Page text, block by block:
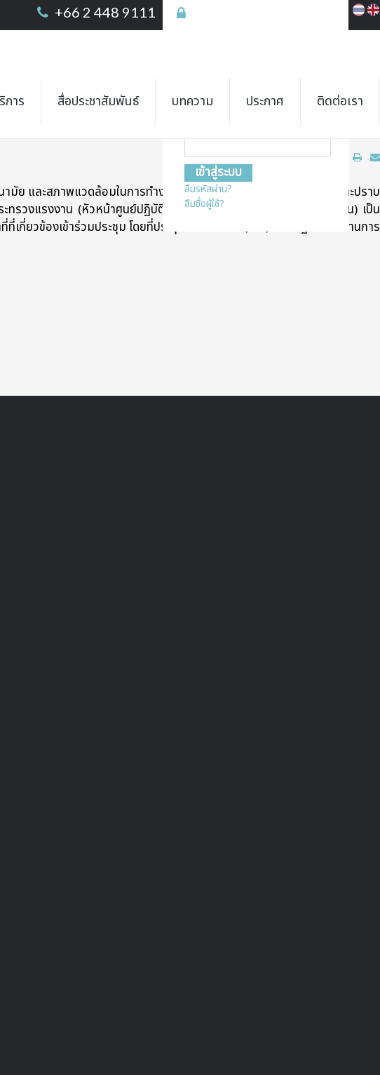
+66 2 448 9111 เข้าสู่ระบบ
ลืมรหัสผ่าน?
ลืมชื่อผู้ใช้?
การ สื่อประชาสัมพันธ์ บทความ ประกาศ ติดต่อเรา
วงแรงงาน ครั้งที่ 2/2566
ย และสภาพแวดล้อมในการทำงาน ร่วมประชุมคณะกรรมการป้องกันและปราบ
ทรวงแรงงาน (หัวหน้าศูนย์ปฏิบัติการต่อต้านการทุจริต กระทรวงแรงงาน) เป็น
กี่ยวข้องเข้าร่วมประชุม โดยที่ประชุมได้พิจารณา (ร่าง) แผนปฏิบัติการด้านการ